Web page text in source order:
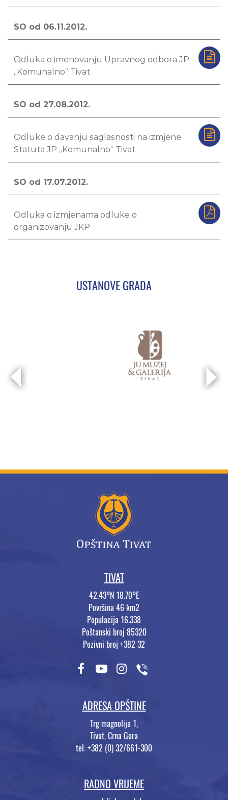
SO od 06.11.2012.
Odluka o imenovanju Upravnog odbora JP
„Komunalno“ Tivat
SO od 27.08.2012.
Odluke o davanju saglasnosti na izmjene
Statuta JP „Komunalno“ Tivat
SO od 17.07.2012.
Odluka o izmjenama odluke o
organizovanju JKP
USTANOVE GRADA
TIVAT
42.43°N 18.70°E
Površina 46 km2
Populacija 16.338
Poštanski broj 85320
Pozivni broj +382 32
ADRESA OPŠTINE
Trg magnolija 1,
Tivat, Crna Gora
tel: +382 (0) 32/661-300
RADNO VRIJEME